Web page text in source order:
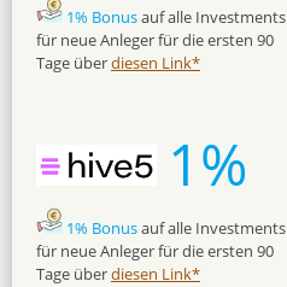
1% Bonusauf alle Investments
für neue Anleger für die ersten 90
Tage überdiesen Link*
1%
1% Bonusauf alle Investments
für neue Anleger für die ersten 90
Tage überdiesen Link*